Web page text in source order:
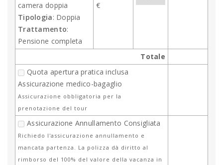
camera doppia
Tipologia: Doppia
Trattamento:
Pensione completa
€
Totale
Quota apertura pratica inclusa
Assicurazione medico-bagaglio
Assicurazione obbligatoria per la
prenotazione del tour
Assicurazione Annullamento Consigliata
Richiedo l'assicurazione annullamento e
mancata partenza. La polizza dà diritto al
rimborso del 100% del valore della vacanza in